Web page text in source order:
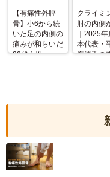
【有痛性外脛
骨】小6から続
いた足の内側の
痛みが和らいだ
20代女性
クライミ
肘の内側
｜2025年
本代表・
海選手の